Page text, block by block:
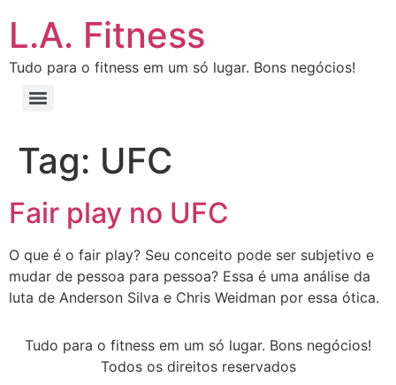
L.A. Fitness
Tudo para o fitness em um só lugar. Bons negócios!
Tag: UFC
Fair play no UFC
O que é o fair play? Seu conceito pode ser subjetivo e
mudar de pessoa para pessoa? Essa é uma análise da
luta de Anderson Silva e Chris Weidman por essa ótica.
Tudo para o fitness em um só lugar. Bons negócios!
Todos os direitos reservados